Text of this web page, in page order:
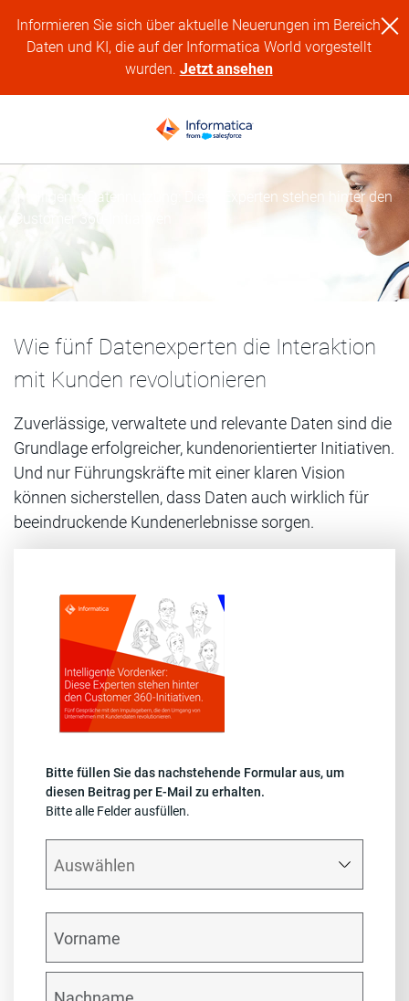
Informieren Sie sich über aktuelle Neuerungen im Bereich
Daten und KI, die auf der Informatica World vorgestellt
wurden. Jetzt ansehen
Intelligente Datennutzung: Diese Experten stehen hinter den
Customer 360-Initiativen
Wie fünf Datenexperten die Interaktion
mit Kunden revolutionieren
Zuverlässige, verwaltete und relevante Daten sind die
Grundlage erfolgreicher, kundenorientierter Initiativen.
Und nur Führungskräfte mit einer klaren Vision
können sicherstellen, dass Daten auch wirklich für
beeindruckende Kundenerlebnisse sorgen.
Bitte füllen Sie das nachstehende Formular aus, um
diesen Beitrag per E-Mail zu erhalten.
Bitte alle Felder ausfüllen.